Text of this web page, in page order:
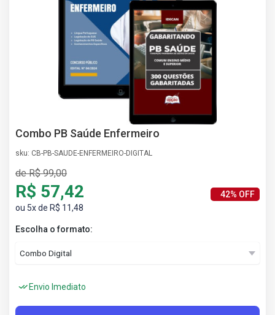
Combo PB Saúde Enfermeiro
sku: CB-PB-SAUDE-ENFERMEIRO-DIGITAL
de R$ 99,00
R$ 57,42
ou 5x de R$ 11,48
42% OFF
Escolha o formato:
Envio Imediato